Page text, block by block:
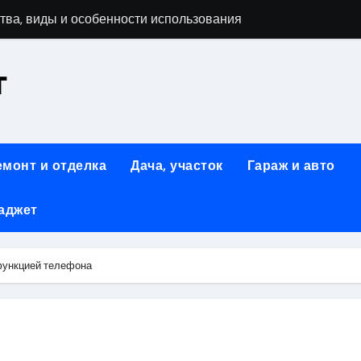
виды и особенности использования
помощник при ремонтных работах
к Успешному Реализации Ваших Идей
и практичность
Дома: Экологичность и Практичность
и отделка Дача, участок Гараж и авто
телефона